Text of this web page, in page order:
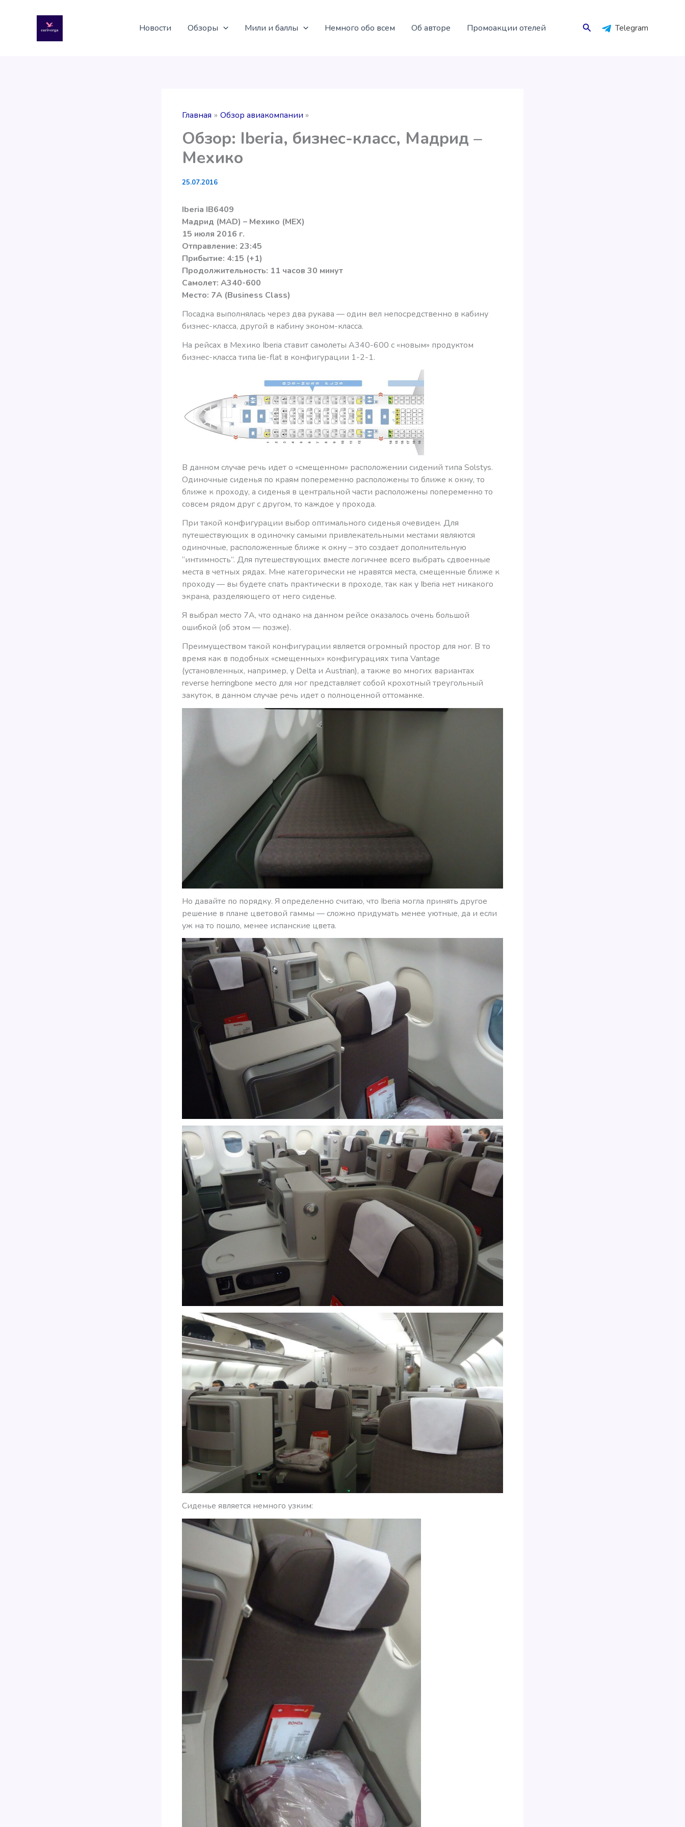
содержимому
Новости Обзоры Мили и баллы Немного обо всем Об авторе Промоакции отелей Поиск Telegram
Главная Обзор авиакомпании
Обзор: Iberia, бизнес-класс, Мадрид –
Мехико
25.07.2016
Iberia IB6409
Мадрид (MAD) – Мехико (MEX)
15 июля 2016 г.
Отправление: 23:45
Прибытие: 4:15 (+1)
Продолжительность: 11 часов 30 минут
Самолет: А340-600
Место: 7A (Business Class)
Посадка выполнялась через два рукава — один вел непосредственно в кабину
бизнес-класса, другой в кабину эконом-класса.
На рейсах в Мехико Iberia ставит самолеты A340-600 c «новым» продуктом
бизнес-класса типа lie-flat в конфигурации 1-2-1.
В данном случае речь идет о «смещенном» расположении сидений типа Solstys.
Одиночные сиденья по краям попеременно расположены то ближе к окну, то
ближе к проходу, а сиденья в центральной части расположены попеременно то
совсем рядом друг с другом, то каждое у прохода.
При такой конфигурации выбор оптимального сиденья очевиден. Для
путешествующих в одиночку самыми привлекательными местами являются
одиночные, расположенные ближе к окну – это создает дополнительную
“интимность”. Для путешествующих вместе логичнее всего выбрать сдвоенные
места в четных рядах. Мне категорически не нравятся места, смещенные ближе к
проходу — вы будете спать практически в проходе, так как у Iberia нет никакого
экрана, разделяющего от него сиденье.
Я выбрал место 7А, что однако на данном рейсе оказалось очень большой
ошибкой (об этом — позже).
Преимуществом такой конфигурации является огромный простор для ног. В то
время как в подобных «смещенных» конфигурациях типа Vantage
(установленных, например, у Delta и Austrian), а также во многих вариантах
reverse herringbone место для ног представляет собой крохотный треугольный
закуток, в данном случае речь идет о полноценной оттоманке.
Но давайте по порядку. Я определенно считаю, что Iberia могла принять другое
решение в плане цветовой гаммы — сложно придумать менее уютные, да и если
уж на то пошло, менее испанские цвета.
Сиденье является немного узким: